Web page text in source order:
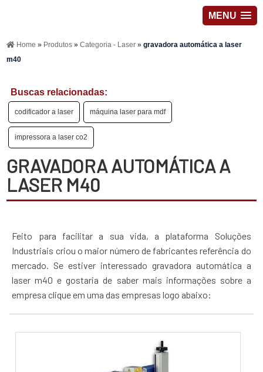
MENU
Home » Produtos»Categoria - Laser»gravadora automática a laser
m40
Buscas relacionadas:
codificador a laser máquina laser para mdf
impressora a laser co2
GRAVADORA AUTOMÁTICA A
LASER M40
Feito para facilitar a sua vida, a plataforma Soluções
Industriais criou o maior número de fabricantes referência do
mercado. Se estiver interessado gravadora automática a
laser m40 e gostaria de saber mais informações sobre a
empresa clique em uma das empresas logo abaixo: